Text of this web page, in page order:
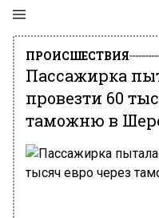
ПРОИСШЕСТВИЯ
Пассажирка
провезти 60
таможню в